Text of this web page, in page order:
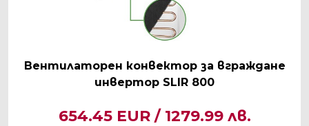
Вентилаторен конвектор за вграждане
инвертор SLIR 800
654.45 EUR / 1279.99 лв.